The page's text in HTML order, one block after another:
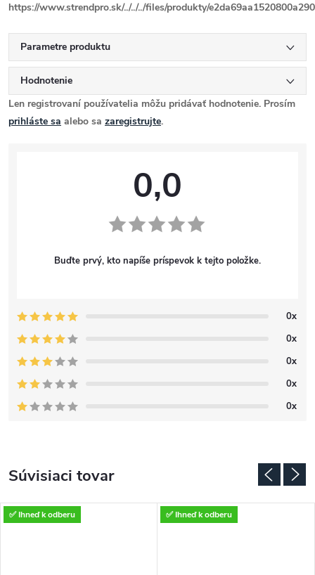
https://www.strendpro.sk/../../../files/produkty/
Parametre produktu
Hodnotenie
Len registrovaní používatelia môžu pridávať hodnotenie. Prosím
prihláste sa alebo sa zaregistrujte.
0,0
Buďte prvý, kto napíše príspevok k tejto položke.
0x
0x
0x
0x
0x
Súvisiaci tovar
✅ Ihneď k odberu ✅ Ihneď k odberu